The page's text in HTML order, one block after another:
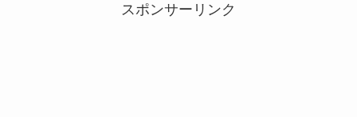
スポンサーリンク